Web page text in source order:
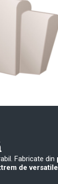
Fabricate din
de versatile